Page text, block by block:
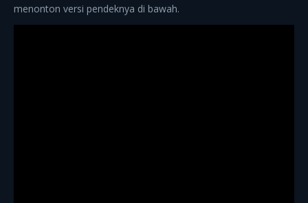
menonton versi pendeknya di bawah.